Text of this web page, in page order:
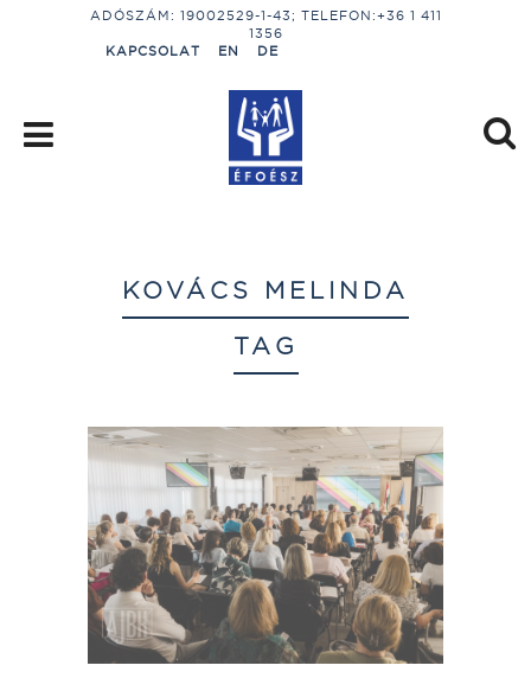
ADÓSZÁM: 19002529-1-43; TELEFON:+36 1 411
1356
KAPCSOLAT
EN DE
KOVÁCS MELINDA
TAG